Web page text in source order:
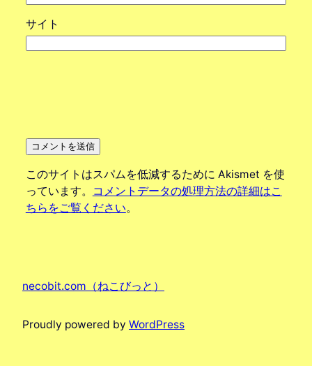
サイト
このサイトはスパムを低減するために Akismet を使
っています。
コメントデータの処理方法の詳細はこ
ちらをご覧ください。
necobit.com（ねこびっと）
Proudly powered by WordPress